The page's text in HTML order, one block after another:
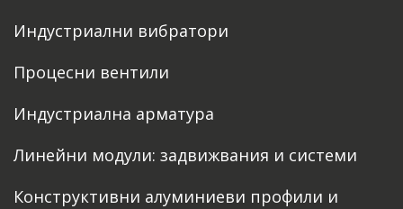
Индустриални вибратори
Процесни вентили
Индустриална арматура
Линейни модули: задвижвания и системи
Конструктивни алуминиеви профили и